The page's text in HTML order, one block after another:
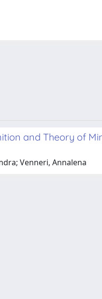
and Theory of
Venneri, Annalena